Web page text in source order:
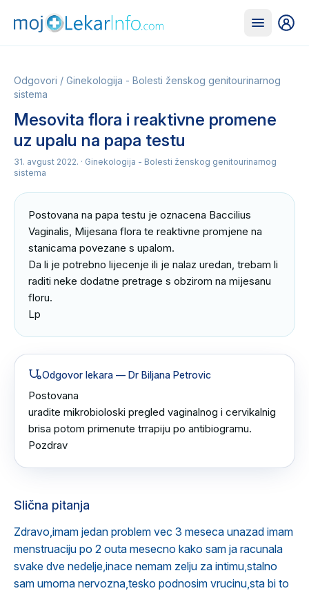
Odgovori / Ginekologija - Bolesti ženskog genitourinarnog
sistema
Mesovita flora i reaktivne promene
uz upalu na papa testu
31. avgust 2022. · Ginekologija - Bolesti ženskog genitourinarnog
sistema
Postovana na papa testu je oznacena Baccilius
Vaginalis, Mijesana flora te reaktivne promjene na
stanicama povezane s upalom.
Da li je potrebno lijecenje ili je nalaz uredan, trebam li
raditi neke dodatne pretrage s obzirom na mijesanu
floru.
Lp
Odgovor lekara — Dr Biljana Petrovic
Postovana
uradite mikrobioloski pregled vaginalnog i cervikalnig
brisa potom primenute trrapiju po antibiogramu.
Pozdrav
Slična pitanja
Zdravo,imam jedan problem vec 3 meseca unazad imam
menstruaciju po 2 outa mesecno kako sam ja racunala
svake dve nedelje,inace nemam zelju za intimu,stalno
sam umorna nervozna,tesko podnosim vrucinu,sta bi to